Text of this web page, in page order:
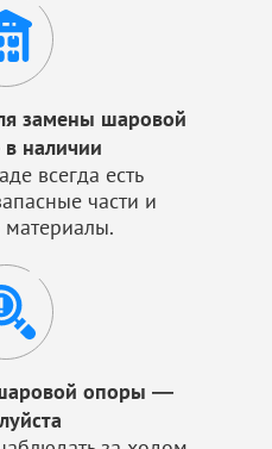
замены шаровой
наличии
всегда есть
части и
опоры —